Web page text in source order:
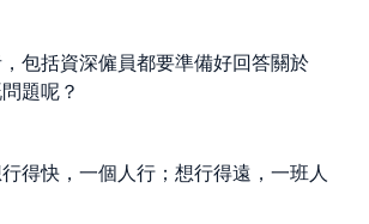
包括資深僱員都要準備好回答關於
題呢？
得快，一個人行；想行得遠，一班人